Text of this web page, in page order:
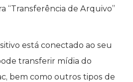
“Transferência de Arquivo”
está conectado ao seu
transferir mídia do
bem como outros tipos de